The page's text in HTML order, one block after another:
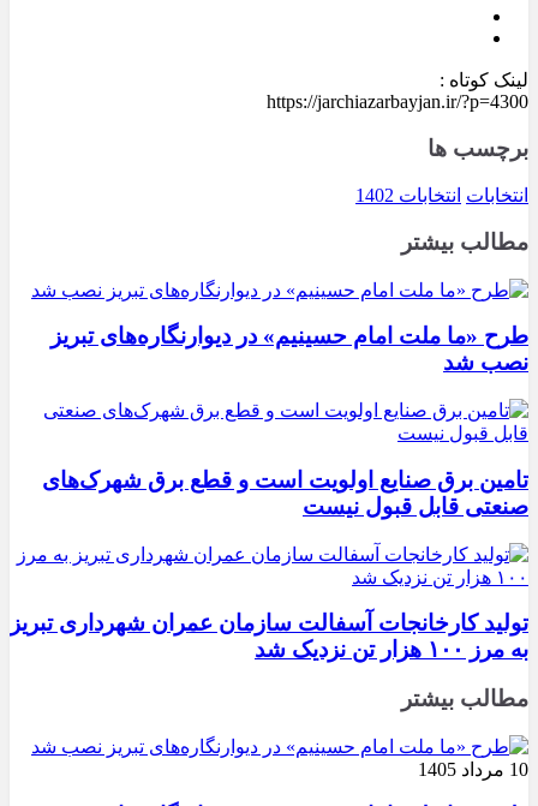
لینک کوتاه :
https://jarchiazarbayjan.ir/?p=4300
برچسب ها
انتخابات انتخابات 1402
مطالب بیشتر
طرح «ما ملت امام حسینیم» در دیوارنگاره‌های تبریز
نصب شد
تامین برق صنایع اولویت است و قطع برق شهرک‌های
صنعتی قابل قبول نیست
تولید کارخانجات آسفالت سازمان عمران شهرداری تبریز
به مرز ۱۰۰ هزار تن نزدیک شد
مطالب بیشتر
10 مرداد 1405